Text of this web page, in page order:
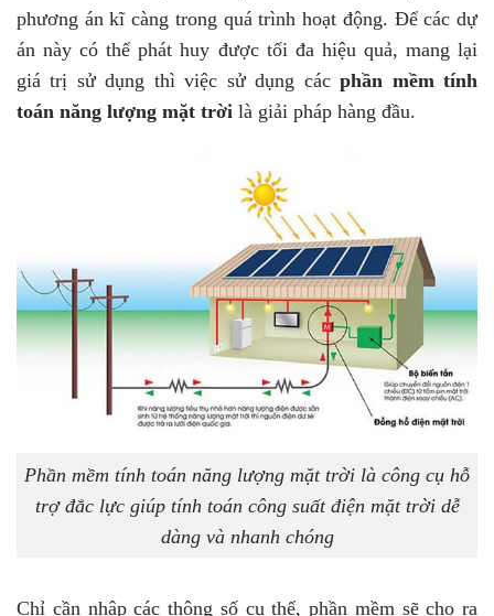
phương án kĩ càng trong quá trình hoạt động. Để các dự
án này có thể phát huy được tối đa hiệu quả, mang lại
giá trị sử dụng thì việc sử dụng cácphần mềm tính
toán năng lượng mặt trời là giải pháp hàng đầu.
Phần mềm tính toán năng lượng mặt trời là công cụ hỗ
trợ đắc lực giúp tính toán công suất điện mặt trời dễ
dàng và nhanh chóng
Chỉ cần nhập các thông số cụ thể, phần mềm sẽ cho ra